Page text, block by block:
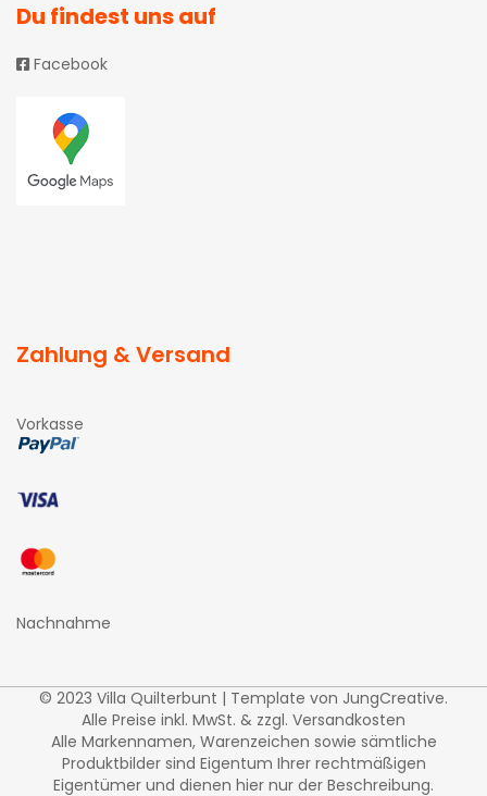
Du findest uns auf
Facebook
Zahlung & Versand
Vorkasse
Nachnahme
© 2023 Villa Quilterbunt | Template von JungCreative.
Alle Preise inkl. MwSt. & zzgl. Versandkosten
Alle Markennamen, Warenzeichen sowie sämtliche
Produktbilder sind Eigentum Ihrer rechtmäßigen
Eigentümer und dienen hier nur der Beschreibung.